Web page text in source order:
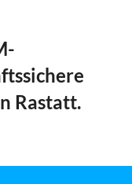
Rastatt.